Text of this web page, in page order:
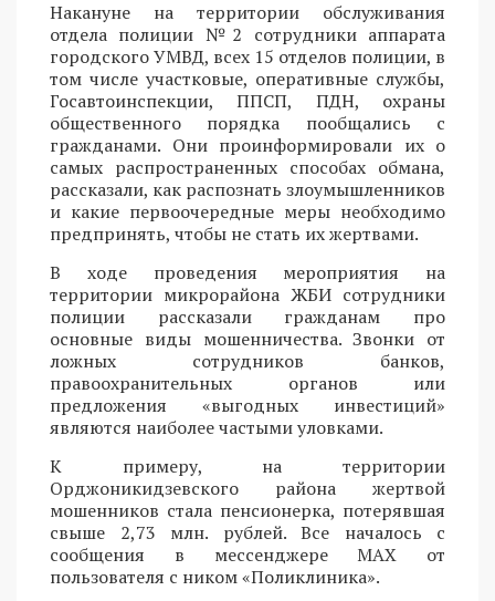
Накануне на территории обслуживания
отдела полиции №2 сотрудники аппарата
городского УМВД, всех 15 отделов полиции, в
том числе участковые, оперативные службы,
Госавтоинспекции, ППСП, ПДН, охраны
общественного порядка пообщались с
гражданами. Они проинформировали их о
самых распространенных способах обмана,
рассказали, как распознать злоумышленников
и какие первоочередные меры необходимо
предпринять, чтобы не стать их жертвами.
В ходе проведения мероприятия на
территории микрорайона ЖБИ сотрудники
полиции рассказали гражданам про
основные виды мошенничества. Звонки от
ложных сотрудников банков,
правоохранительных органов или
предложения «выгодных инвестиций»
являются наиболее частыми уловками.
К примеру, на территории
Орджоникидзевского района жертвой
мошенников стала пенсионерка, потерявшая
свыше 2,73 млн. рублей. Все началось с
сообщения в мессенджере MAX от
пользователя с ником «Поликлиника».